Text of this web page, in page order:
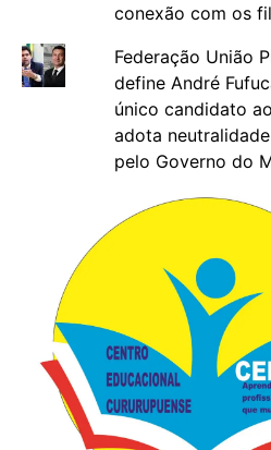
conexão com os
Federação União
define André
único candidato
adota
pelo Governo do